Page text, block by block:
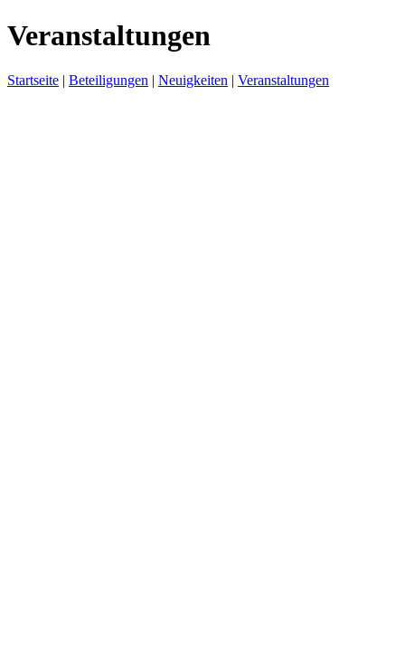
Veranstaltungen
Startseite | Beteiligungen | Neuigkeiten | Veranstaltungen